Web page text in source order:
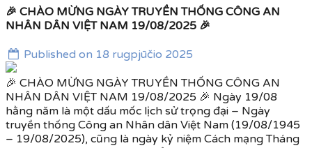
🎉 CHÀO MỪNG NGÀY TRUYỀN THỐNG CÔNG AN
NHÂN DÂN VIỆT NAM 19/08/2025 🎉
Published on 18 rugpjūčio 2025
🎉 CHÀO MỪNG NGÀY TRUYỀN THỐNG CÔNG AN
NHÂN DÂN VIỆT NAM 19/08/2025 🎉 Ngày 19/08
hằng năm là một dấu mốc lịch sử trọng đại – Ngày
truyền thống Công an Nhân dân Việt Nam (19/08/1945
– 19/08/2025), cũng là ngày kỷ niệm Cách mạng Tháng